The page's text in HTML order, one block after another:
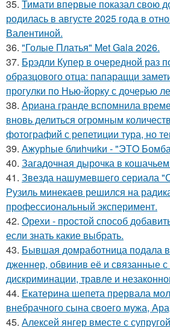
35. Тимати впервые показал свою
родилась в августе 2025 года в
Валентиной.
36. "Голые Платья" Met Gala 2026.
37. Брэдли Купер в очередной раз
образцового отца: папарацци
прогулки по Нью-йорку с дочерью
38. Ариана гранде вспомнила
вновь делиться огромным
фотографий с репетиции тура, но
39. Ажурhые блиhчиkи - "ЭТO
40. Загадочная дырочка в кошачьем
41. Звезда нашумевшего сериала
Рузиль минекаев решился на
профессиональный эксперимент.
42. Орехи - простой способ
если знать какие выбрать.
43. Бывшая домработница подала в
дженнер, обвинив её и связанные
дискриминации, травле и
44. Екатерина шепета прервала
внебрачного сына своего мужа,
45. Алексей янгер вместе с